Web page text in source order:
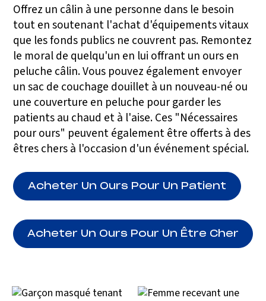
Offrez un câlin à une personne dans le besoin
tout en soutenant l'achat d'équipements vitaux
que les fonds publics ne couvrent pas. Remontez
le moral de quelqu'un en lui offrant un ours en
peluche câlin. Vous pouvez également envoyer
un sac de couchage douillet à un nouveau-né ou
une couverture en peluche pour garder les
patients au chaud et à l'aise. Ces "Nécessaires
pour ours" peuvent également être offerts à des
êtres chers à l'occasion d'un événement spécial.
Acheter Un Ours Pour Un Patient
Acheter Un Ours Pour Un Être Cher